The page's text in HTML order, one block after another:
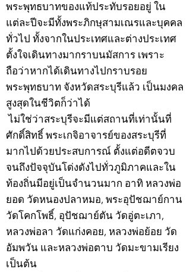
พระพุทธบาทของแท้ประทับรอยอยู่ ใน
แต่ละปีจะมีทั้งพระภิกษุสามเณรและบุคคล
ทั่วไป ทั้งจากในประเทศและต่างประเทศ
ตั้งใจเดินทางมากราบนมัสการ เพราะ
ถือว่าหากได้เดินทางไปกราบรอย
พระพุทธบาท จังหวัดสระบุรีแล้ว เป็นมงคล
สูงสุดในชีวิตก็ว่าได้
ไม่ใช่ว่าสระบุรีจะมีแต่สถานที่เท่านั้นที่
ศักดิ์สิทธิ์ พระเกจิอาจารย์ของสระบุรีที่
มากไปด้วยประสบการณ์ ตั้งแต่อดีตจวบ
จนถึงปัจจุบันโด่งดังไปทั่วภูมิภาคและใน
ท้องถิ่นมีอยู่เป็นจำนวนมาก อาทิ หลวงพ่อ
ยอด วัดหนองปลาหมอ, พระอุปัชฌาย์กาน
วัดโคกโพธิ์, อุปัชฌาย์ตัน วัดอู่ตะเภา,
หลวงพ่อลา วัดแก่งคอย, หลวงพ่อย้อย วัด
อัมพวัน และหลวงพ่อตาบ วัดมะขามเรียง
เป็นต้น